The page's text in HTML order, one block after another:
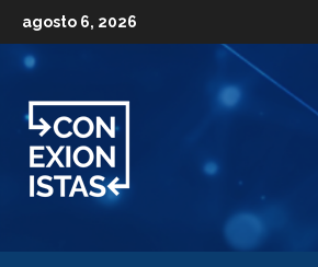
agosto 6, 2026